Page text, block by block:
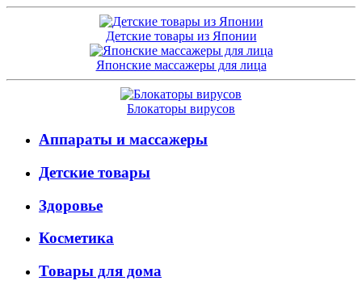
Детские товары из Японии
Японские массажеры для лица
Блокаторы вирусов
Аппараты и массажеры
Детские товары
Здоровье
Косметика
Товары для дома